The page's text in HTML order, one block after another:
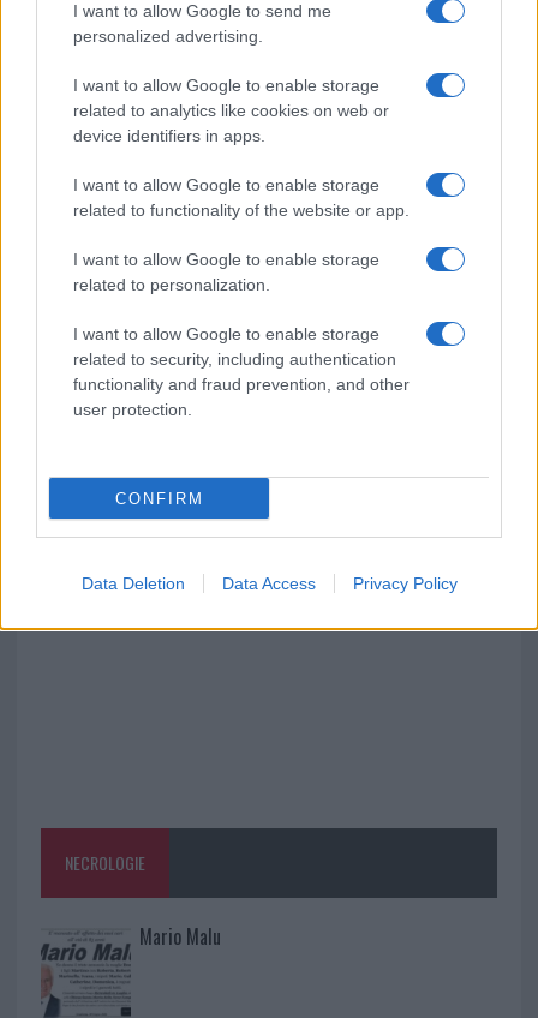
I want to allow Google to send me
personalized advertising.
I want to allow Google to enable storage
related to analytics like cookies on web or
device identifiers in apps.
I want to allow Google to enable storage
related to functionality of the website or app.
I want to allow Google to enable storage
related to personalization.
I want to allow Google to enable storage
related to security, including authentication
functionality and fraud prevention, and other
user protection.
CONFIRM
Data Deletion Data Access Privacy Policy
Calangianus, dopo le polemiche il centro
accoglienza minori chiude
Olbia, divieto di sosta contro spaccio e degrado:
esplode la protesta
Pausa caffè impeccabile: come scegliere la
soluzione ideale per la casa e l’ufficio
Monte Pino, la fine di un lungo dolore: storia e
rinascita della strada che segnò la Gallura
Raid nelle campagne di Berchidda, rischio per
Monte Pino, via i cancelli del cantiere: la Gallura
NECROLOGIE
Mario Malu